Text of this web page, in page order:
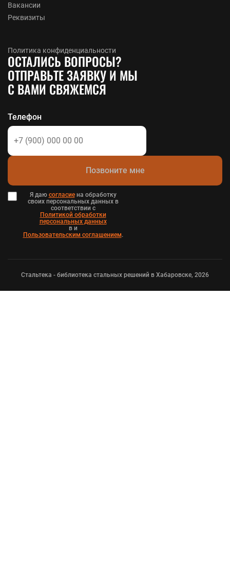
Вакансии
Реквизиты
Политика конфиденциальности
ОСТАЛИСЬ ВОПРОСЫ?
ОТПРАВЬТЕ ЗАЯВКУ И МЫ
С ВАМИ СВЯЖЕМСЯ
Телефон
Позвоните мне
Я даю согласиена обработку
своих персональных данных в
соответствии с
Политикой обработки
персональных данных
в и
Пользовательским соглашением.
Стальтека - библиотека стальных решений в Хабаровске, 2026